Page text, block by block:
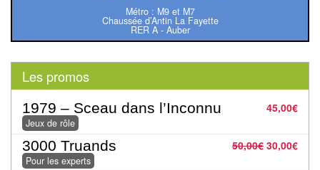
société
Jeux
de
cartes
à
Collectionner
(TCG)
Métro : M9 et M7
Chaussée d’Antin La Fayette
RER A - Auber
Les promos
45,00€
1979 – Sceau dans l’Inconnu
Jeux de rôle
50,00€ 30,00€
3000 Truands
Pour les experts